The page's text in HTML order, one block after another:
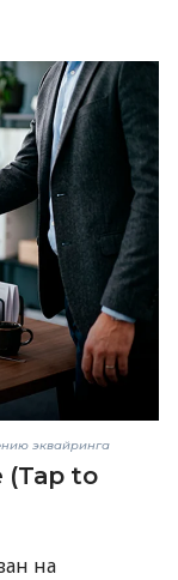
эквайринга
(Tap to
на